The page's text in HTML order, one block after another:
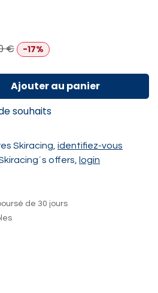
€ -17%
Ajouter au panier
souhaits
Skiracing, identifiez-vous
offers,
login
de 30 jours